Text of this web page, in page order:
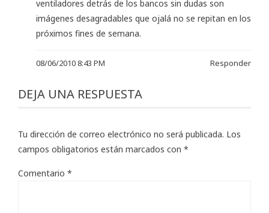
ventiladores detrás de los bancos sin dudas son
imágenes desagradables que ojalá no se repitan en los
próximos fines de semana.
08/06/2010 8:43 PM Responder
DEJA UNA RESPUESTA
Tu dirección de correo electrónico no será publicada. Los
campos obligatorios están marcados con *
Comentario *